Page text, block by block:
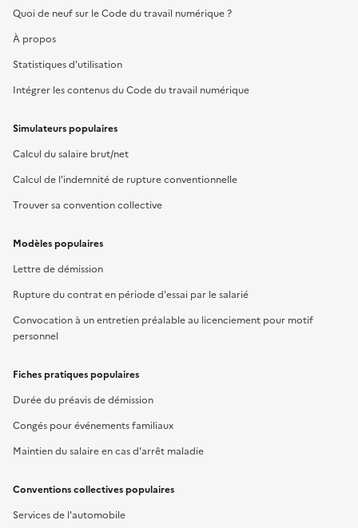
Quoi de neuf sur le Code du travail numérique ?
À propos
Statistiques d'utilisation
Intégrer les contenus du Code du travail numérique
Simulateurs populaires
Calcul du salaire brut/net
Calcul de l'indemnité de rupture conventionnelle
Trouver sa convention collective
Modèles populaires
Lettre de démission
Rupture du contrat en période d'essai par le salarié
Convocation à un entretien préalable au licenciement pour motif
personnel
Fiches pratiques populaires
Durée du préavis de démission
Congés pour événements familiaux
Maintien du salaire en cas d'arrêt maladie
Conventions collectives populaires
Services de l'automobile